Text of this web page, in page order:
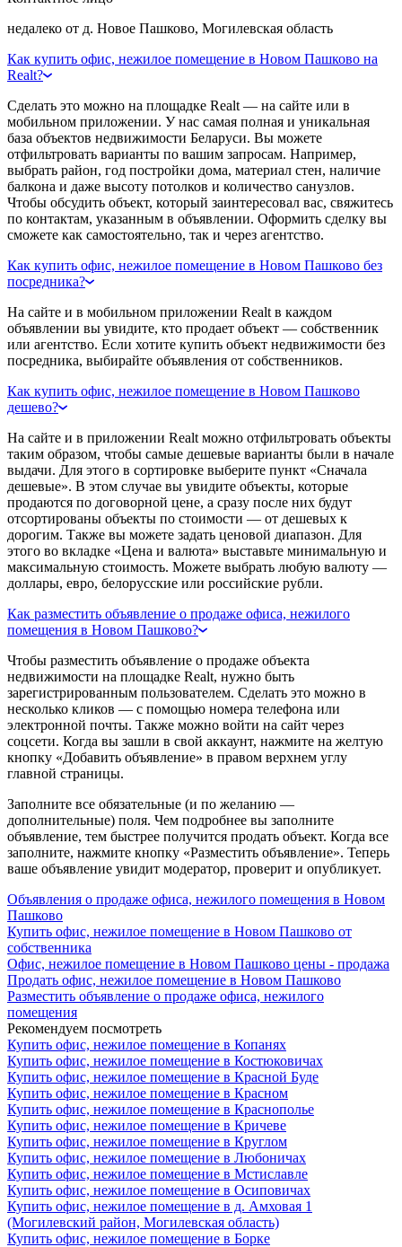
недалеко от д. Новое Пашково, Могилевская область
Как купить офис, нежилое помещение в Новом Пашково на
Realt?
Сделать это можно на площадке Realt — на сайте или в
мобильном приложении. У нас самая полная и уникальная
база объектов недвижимости Беларуси. Вы можете
отфильтровать варианты по вашим запросам. Например,
выбрать район, год постройки дома, материал стен, наличие
балкона и даже высоту потолков и количество санузлов.
Чтобы обсудить объект, который заинтересовал вас, свяжитесь
по контактам, указанным в объявлении. Оформить сделку вы
сможете как самостоятельно, так и через агентство.
Как купить офис, нежилое помещение в Новом Пашково без
посредника?
На сайте и в мобильном приложении Realt в каждом
объявлении вы увидите, кто продает объект — собственник
или агентство. Если хотите купить объект недвижимости без
посредника, выбирайте объявления от собственников.
Как купить офис, нежилое помещение в Новом Пашково
дешево?
На сайте и в приложении Realt можно отфильтровать объекты
таким образом, чтобы самые дешевые варианты были в начале
выдачи. Для этого в сортировке выберите пункт «Сначала
дешевые». В этом случае вы увидите объекты, которые
продаются по договорной цене, а сразу после них будут
отсортированы объекты по стоимости — от дешевых к
дорогим. Также вы можете задать ценовой диапазон. Для
этого во вкладке «Цена и валюта» выставьте минимальную и
максимальную стоимость. Можете выбрать любую валюту —
доллары, евро, белорусские или российские рубли.
Как разместить объявление о продаже офиса, нежилого
помещения в Новом Пашково?
Чтобы разместить объявление о продаже объекта
недвижимости на площадке Realt, нужно быть
зарегистрированным пользователем. Сделать это можно в
несколько кликов — с помощью номера телефона или
электронной почты. Также можно войти на сайт через
соцсети. Когда вы зашли в свой аккаунт, нажмите на желтую
кнопку «Добавить объявление» в правом верхнем углу
главной страницы.
Заполните все обязательные (и по желанию —
дополнительные) поля. Чем подробнее вы заполните
объявление, тем быстрее получится продать объект. Когда все
заполните, нажмите кнопку «Разместить объявление». Теперь
ваше объявление увидит модератор, проверит и опубликует.
Объявления о продаже офиса, нежилого помещения в Новом
Пашково
Купить офис, нежилое помещение в Новом Пашково от
собственника
Офис, нежилое помещение в Новом Пашково цены - продажа
Продать офис, нежилое помещение в Новом Пашково
Разместить объявление о продаже офиса, нежилого
помещения
Рекомендуем посмотреть
Купить офис, нежилое помещение в Копанях
Купить офис, нежилое помещение в Костюковичах
Купить офис, нежилое помещение в Красной Буде
Купить офис, нежилое помещение в Красном
Купить офис, нежилое помещение в Краснополье
Купить офис, нежилое помещение в Кричеве
Купить офис, нежилое помещение в Круглом
Купить офис, нежилое помещение в Любоничах
Купить офис, нежилое помещение в Мстиславле
Купить офис, нежилое помещение в Осиповичах
Купить офис, нежилое помещение в д. Амховая 1
(Могилевский район, Могилевская область)
Купить офис, нежилое помещение в Борке